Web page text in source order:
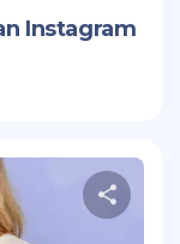
Instagram